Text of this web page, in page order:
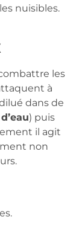
nuisibles.
les
à
dans de
) puis
il agit
non